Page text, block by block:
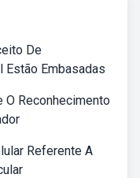
De
Embasadas
O Reconhecimento
Referente A